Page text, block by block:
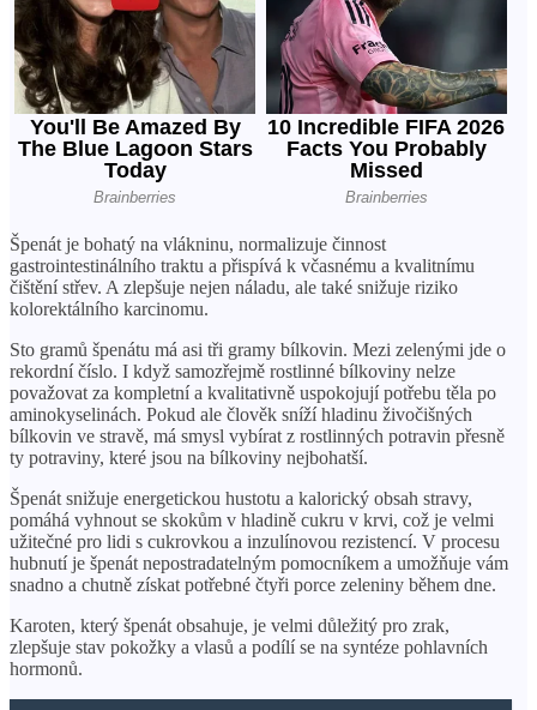
Špenát je bohatý na vlákninu, normalizuje činnost
gastrointestinálního traktu a přispívá k včasnému a kvalitnímu
čištění střev. A zlepšuje nejen náladu, ale také snižuje riziko
kolorektálního karcinomu.
Sto gramů špenátu má asi tři gramy bílkovin. Mezi zelenými jde o
rekordní číslo. I když samozřejmě rostlinné bílkoviny nelze
považovat za kompletní a kvalitativně uspokojují potřebu těla po
aminokyselinách. Pokud ale člověk sníží hladinu živočišných
bílkovin ve stravě, má smysl vybírat z rostlinných potravin přesně
ty potraviny, které jsou na bílkoviny nejbohatší.
Špenát snižuje energetickou hustotu a kalorický obsah stravy,
pomáhá vyhnout se skokům v hladině cukru v krvi, což je velmi
užitečné pro lidi s cukrovkou a inzulínovou rezistencí. V procesu
hubnutí je špenát nepostradatelným pomocníkem a umožňuje vám
snadno a chutně získat potřebné čtyři porce zeleniny během dne.
Karoten, který špenát obsahuje, je velmi důležitý pro zrak,
zlepšuje stav pokožky a vlasů a podílí se na syntéze pohlavních
hormonů.